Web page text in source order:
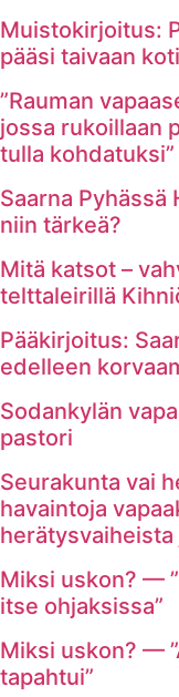
Muistokirjoitus:
pääsi taivaan
”Rauman
jossa rukoillaan
tulla kohdatuksi”
Saarna Pyhässä
niin tärkeä?
Mitä katsot –
telttaleirillä
Pääkirjoitus:
edelleen
Sodankylän
pastori
Seurakunta vai
havaintoja
Miksi uskon? —
itse ohjaksissa”
Miksi uskon? —
tapahtui”